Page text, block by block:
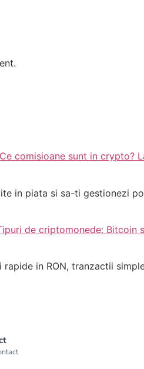
Ce comisioane sunt in crypto?
in piata si sa-ti gestionezi
de criptomonede: Bitcoin
in RON, tranzactii